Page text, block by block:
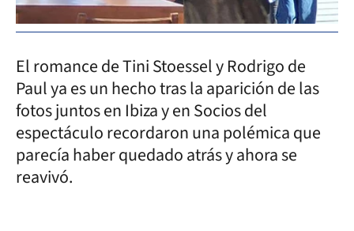
El romance de Tini Stoessel y Rodrigo de
Paul ya es un hecho tras la aparición de las
fotos juntos en Ibiza y en Socios del
espectáculo recordaron una polémica que
parecía haber quedado atrás y ahora se
reavivó.